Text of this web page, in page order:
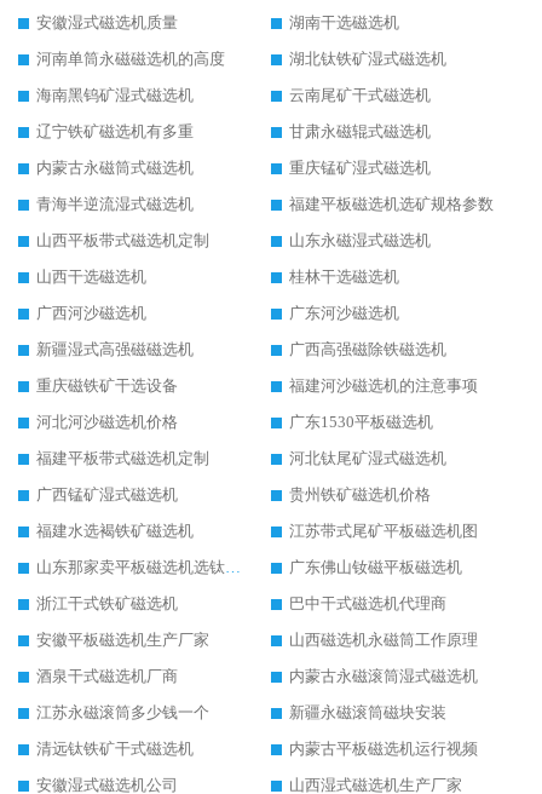
安徽湿式磁选机质量
湖南干选磁选机
河南单筒永磁磁选机的高度
湖北钛铁矿湿式磁选机
海南黑钨矿湿式磁选机
云南尾矿干式磁选机
辽宁铁矿磁选机有多重
甘肃永磁辊式磁选机
内蒙古永磁筒式磁选机
重庆锰矿湿式磁选机
青海半逆流湿式磁选机
福建平板磁选机选矿规格参数
山西平板带式磁选机定制
山东永磁湿式磁选机
山西干选磁选机
桂林干选磁选机
广西河沙磁选机
广东河沙磁选机
新疆湿式高强磁磁选机
广西高强磁除铁磁选机
重庆磁铁矿干选设备
福建河沙磁选机的注意事项
河北河沙磁选机价格
广东1530平板磁选机
福建平板带式磁选机定制
河北钛尾矿湿式磁选机
广西锰矿湿式磁选机
贵州铁矿磁选机价格
福建水选褐铁矿磁选机
江苏带式尾矿平板磁选机图
山东那家卖平板磁选机选钛矿用
广东佛山钕磁平板磁选机
浙江干式铁矿磁选机
巴中干式磁选机代理商
安徽平板磁选机生产厂家
山西磁选机永磁筒工作原理
酒泉干式磁选机厂商
内蒙古永磁滚筒湿式磁选机
江苏永磁滚筒多少钱一个
新疆永磁滚筒磁块安装
清远钛铁矿干式磁选机
内蒙古平板磁选机运行视频
安徽湿式磁选机公司
山西湿式磁选机生产厂家